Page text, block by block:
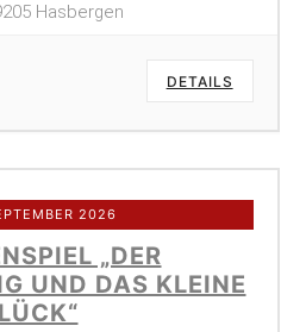
Hasbergen
DETAILS
2026
„DER
UND DAS KLEINE